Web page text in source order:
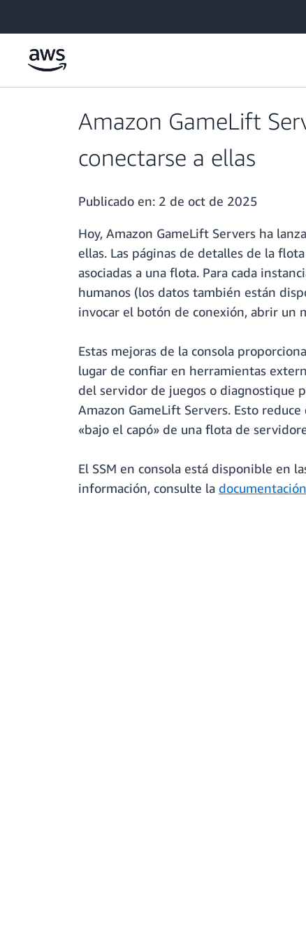
Amazon GameLift
conectarse a ellas
Publicado en: 2 de oct de 2025
Hoy, Amazon GameLift Servers ha
ellas. Las páginas de detalles de la
asociadas a una flota. Para cada
humanos (los datos también están
invocar el botón de conexión, abrir un
Estas mejoras de la consola
lugar de confiar en herramientas
del servidor de juegos o diagnostique
Amazon GameLift Servers. Esto
«bajo el capó» de una flota de
El SSM en consola está disponible en
información, consulte la